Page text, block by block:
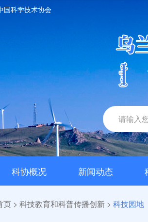
国科学技术协会
科协概况 新闻动态
页 > 科技教育和科普传播创新 > 科技园地